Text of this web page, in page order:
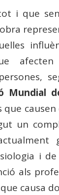
i que
Mundial
que
un
i de
als
causa